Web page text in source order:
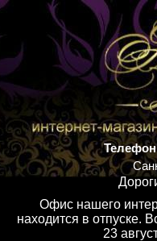
Офис нашего
находится в отпуске.
23